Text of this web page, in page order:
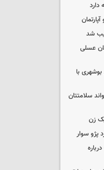
دارد
شد
عسلی
با
سلامتتان
زن